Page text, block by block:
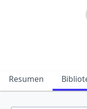
Resumen